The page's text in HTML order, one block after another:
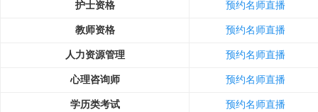
护士资格 预约名师直播
教师资格 预约名师直播
人力资源管理 预约名师直播
心理咨询师 预约名师直播
学历类考试 预约名师直播